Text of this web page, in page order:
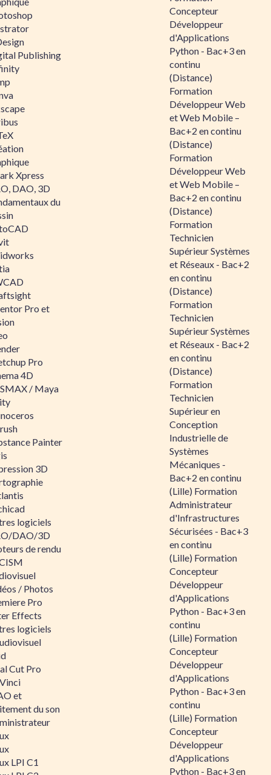
Publishing
Xpress
DAO, 3D
du
Pro et
Pro
4D
/ Maya
Painter
3D
logiciels
DAO/3D
de rendu
/ Photos
Pro
Effects
logiciels
Cut Pro
et
du son
LPI C1
Concepteur
Développeur
d'Applications
Python - Bac+3 en
continu
(Distance)
Formation
Développeur Web
et Web Mobile –
Bac+2 en continu
(Distance)
Formation
Développeur Web
et Web Mobile –
Bac+2 en continu
(Distance)
Formation
Technicien
Supérieur Systèmes
et Réseaux - Bac+2
en continu
(Distance)
Formation
Technicien
Supérieur Systèmes
et Réseaux - Bac+2
en continu
(Distance)
Formation
Technicien
Supérieur en
Conception
Industrielle de
Systèmes
Mécaniques -
Bac+2 en continu
(Lille) Formation
Administrateur
d'Infrastructures
Sécurisées - Bac+3
en continu
(Lille) Formation
Concepteur
Développeur
d'Applications
Python - Bac+3 en
continu
(Lille) Formation
Concepteur
Développeur
d'Applications
Python - Bac+3 en
continu
(Lille) Formation
Concepteur
Développeur
d'Applications
Python - Bac+3 en